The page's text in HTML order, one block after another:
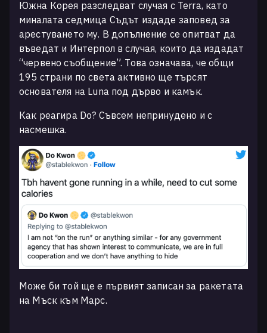
Южна Корея разследват случая с Terra, като
миналата седмица Съдът издаде заповед за
арестуването му. В допълнение се опитват да
въведат и Интерпол в случая, които да издадат
“червено съобщение”. Това означава, че общи
195 страни по света активно ще търсят
основателя на Luna под дърво и камък.
Как реагира Do? Съвсем непринудено и с
насмешка.
Може би той ще е първият записан за ракетата
на Мъск към Марс.